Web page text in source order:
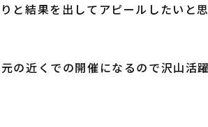
と結果を出してアピールしたいと思
の近くでの開催になるので沢山活